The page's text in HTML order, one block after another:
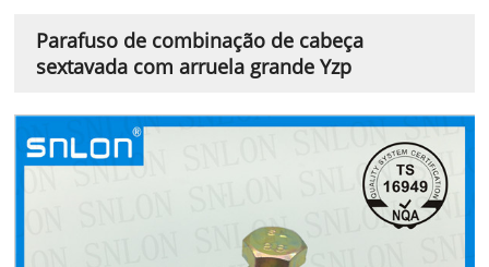
Parafuso de combinação de cabeça
sextavada com arruela grande Yzp